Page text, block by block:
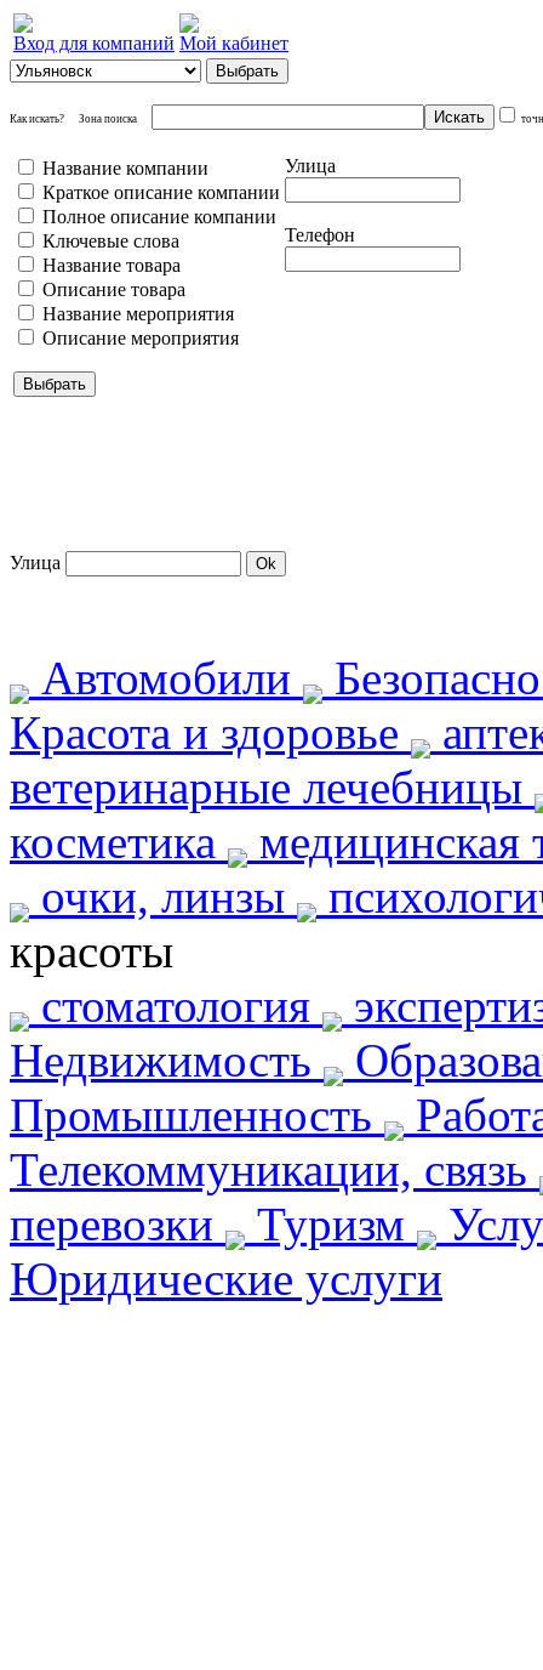
Вход для компаний Мой кабинет
Как искать? Зона поиска
Название компании
Краткое описание компании
Полное описание компании
Ключевые слова
Название товара
Описание товара
Название мероприятия
Описание мероприятия
Улица
Телефон
Улица
Автомобили
Красота и здоровье
ветеринарные лечебницы
косметика
медицинская
очки, линзы
красоты
стоматология
Недвижимость
Промышленность
Телекоммуникации, связь
перевозки
Туризм
Юридические услуги